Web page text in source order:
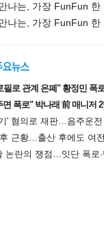
나는, 가장 FunFun
나는, 가장 FunFun
로 관계 은폐" 황정민 폭
폭로" 박나래 前 매니저
' 혐의로 재판…음주운
근황…출산 후에도 여
논란의 쟁점…잇단 폭로